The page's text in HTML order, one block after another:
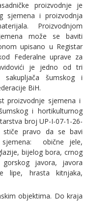
proizvodnje je
sjemena i proizvodnja
Proizvodnjom
može se baviti
upisano u Registar
Federalne uprave za
je jedno od tri
sakupljača šumskog i
BiH.
proizvodnje sjemena i
i hortikulturnog
broj UP-I-07-1-26-
stiče pravo da se bavi
sjemena: obične jele,
bijelog bora, crnog
javora, javora
lipe, hrasta kitnjaka,
objektima. Do kraja